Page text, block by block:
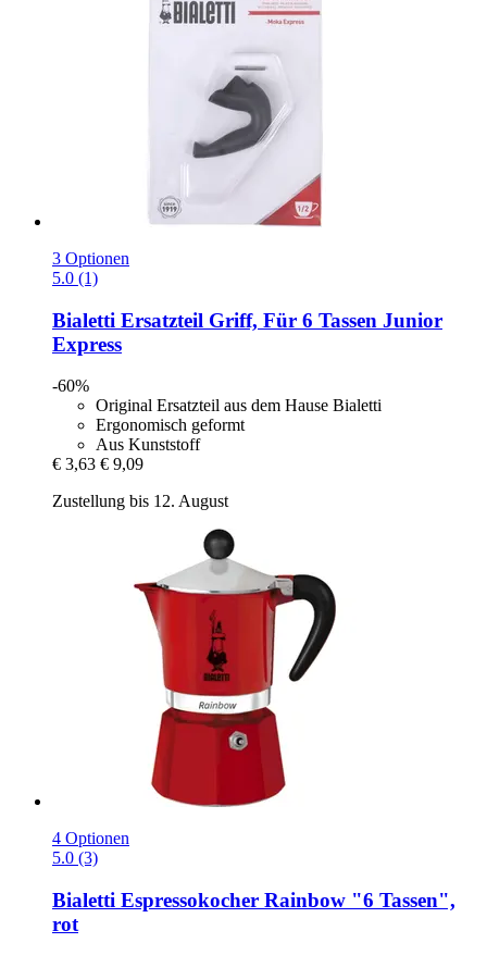
3 Optionen
5.0 (1)
Bialetti Ersatzteil Griff, Für 6 Tassen Junior
Express
-60%
Original Ersatzteil aus dem Hause Bialetti
Ergonomisch geformt
Aus Kunststoff
€ 3,63 € 9,09
Zustellung bis 12. August
4 Optionen
5.0 (3)
Bialetti Espressokocher Rainbow "6 Tassen",
rot